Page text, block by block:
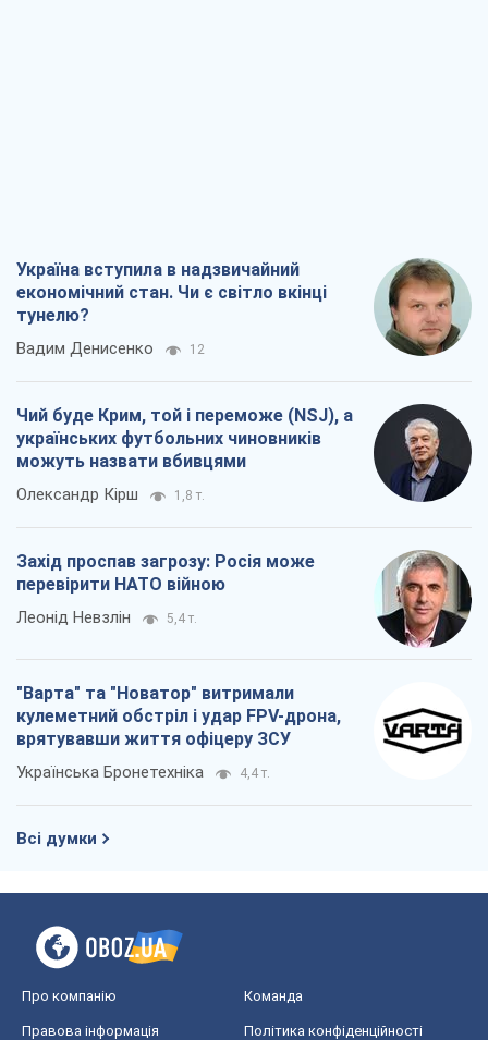
Україна вступила в надзвичайний
економічний стан. Чи є світло вкінці
тунелю?
Вадим Денисенко 12
Чий буде Крим, той і переможе (NSJ), а
українських футбольних чиновників
можуть назвати вбивцями
Олександр Кірш 1,8 т.
Захід проспав загрозу: Росія може
перевірити НАТО війною
Леонід Невзлін 5,4 т.
"Варта" та "Новатор" витримали
кулеметний обстріл і удар FPV-дрона,
врятувавши життя офіцеру ЗСУ
Українська Бронетехніка 4,4 т.
Всі думки
Про компанію Команда
Правова інформація Політика конфіденційності